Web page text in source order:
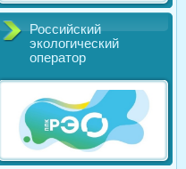
Российский
экологический
оператор